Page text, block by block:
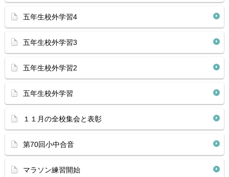
五年生校外学習4
五年生校外学習3
五年生校外学習2
五年生校外学習
１１月の全校集会と表彰
第70回小中合音
マラソン練習開始